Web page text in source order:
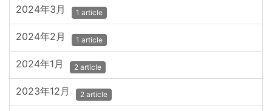
2024年3月 1 article
2024年2月 1 article
2024年1月 2 article
2023年12月 2 article